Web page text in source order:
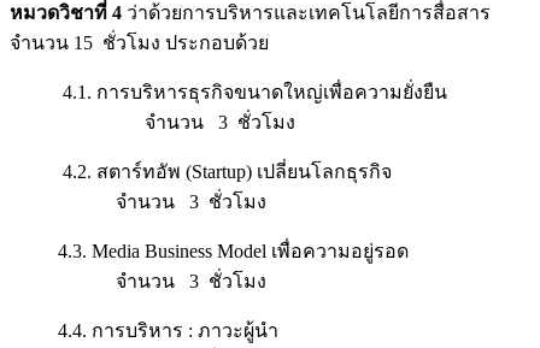
หมวดวิชาที่ 4 ว่าด้วยการบริหารและเทคโนโลยีการสื่อสาร
จำนวน 15 ชั่วโมง ประกอบด้วย
4.1. การบริหารธุรกิจขนาดใหญ่เพื่อความยั่งยืน
จำนวน 3 ชั่วโมง
4.2. สตาร์ทอัพ (Startup) เปลี่ยนโลกธุรกิจ
จำนวน 3 ชั่วโมง
4.3. Media Business Model เพื่อความอยู่รอด
จำนวน 3 ชั่วโมง
4.4. การบริหาร : ภาวะผู้นำ